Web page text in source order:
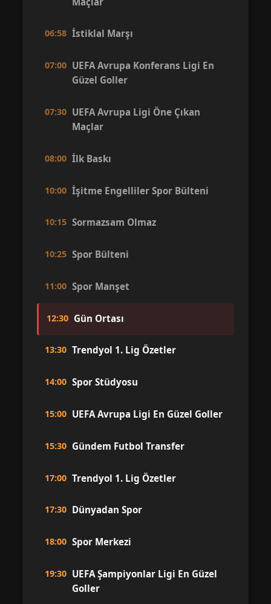
06:58 İstiklal Marşı
07:00 UEFA Avrupa Konferans Ligi En
Güzel Goller
07:30 UEFA Avrupa Ligi Öne Çıkan
Maçlar
08:00 İlk Baskı
10:00 İşitme Engelliler Spor Bülteni
10:15 Sormazsam Olmaz
10:25 Spor Bülteni
11:00 Spor Manşet
12:30 Gün Ortası
13:30 Trendyol 1. Lig Özetler
14:00 Spor Stüdyosu
15:00 UEFA Avrupa Ligi En Güzel Goller
15:30 Gündem Futbol Transfer
17:00 Trendyol 1. Lig Özetler
17:30 Dünyadan Spor
18:00 Spor Merkezi
19:30 UEFA Şampiyonlar Ligi En Güzel
Goller